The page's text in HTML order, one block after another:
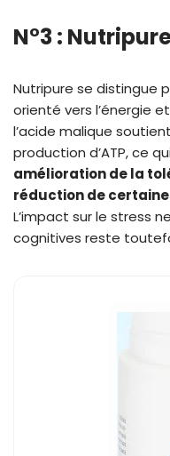
N°3 :
Nutripure se distingue
orienté vers l’énergie
l’acide malique
production d’ATP, ce
amélioration de la
réduction de
L’impact sur le stress
cognitives reste